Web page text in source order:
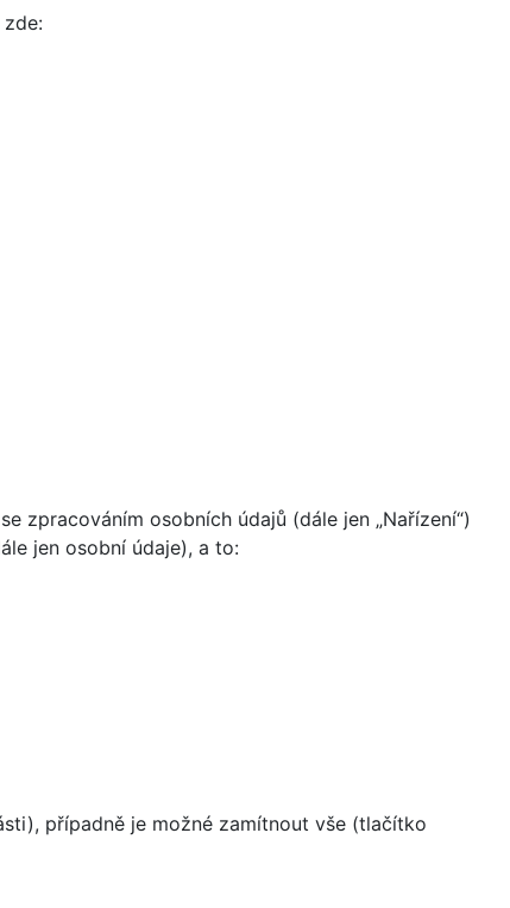
zpracováním osobních údajů (dále jen „Nařízení“)
jen osobní údaje), a to:
případně je možné zamítnout vše (tlačítko